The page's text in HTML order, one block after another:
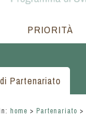
PRIORITÀ
Partenariato
home > Partenariato >